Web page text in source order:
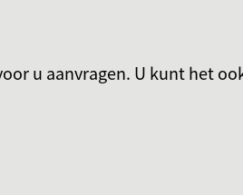
u aanvragen. U kunt het